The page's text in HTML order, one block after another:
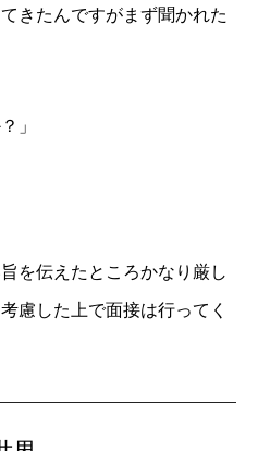
きたんですがまず聞かれた
」
を伝えたところかなり厳し
慮した上で面接は行ってく